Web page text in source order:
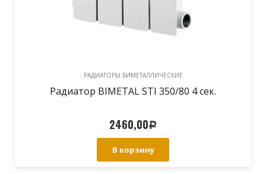
РАДИАТОРЫ БИМЕТАЛЛИЧЕСКИЕ
Радиатор BIMETAL STI 350/80 4 сек.
2460,00Р
В корзину